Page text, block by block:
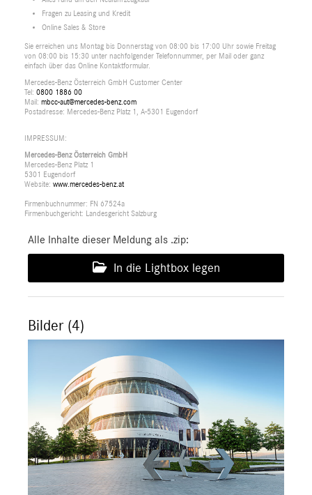
Fragen zu Leasing und Kredit
Online Sales & Store
Sie erreichen uns Montag bis Donnerstag von 08:00 bis 17:00 Uhr sowie Freitag
von 08:00 bis 15:30 unter nachfolgender Telefonnummer, per Mail oder ganz
einfach über das Online Kontaktformular.
Mercedes-Benz Österreich GmbH Customer Center
Tel: 0800 1886 00
Mail: mbcc-aut@mercedes-benz.com
Postadresse: Mercedes-Benz Platz 1, A-5301 Eugendorf
IMPRESSUM:
Mercedes-Benz Österreich GmbH
Mercedes-Benz Platz 1
5301 Eugendorf
Website: www.mercedes-benz.at
Firmenbuchnummer: FN 67524a
Firmenbuchgericht: Landesgericht Salzburg
Alle Inhalte dieser Meldung als .zip:
In die Lightbox legen
Bilder (4)